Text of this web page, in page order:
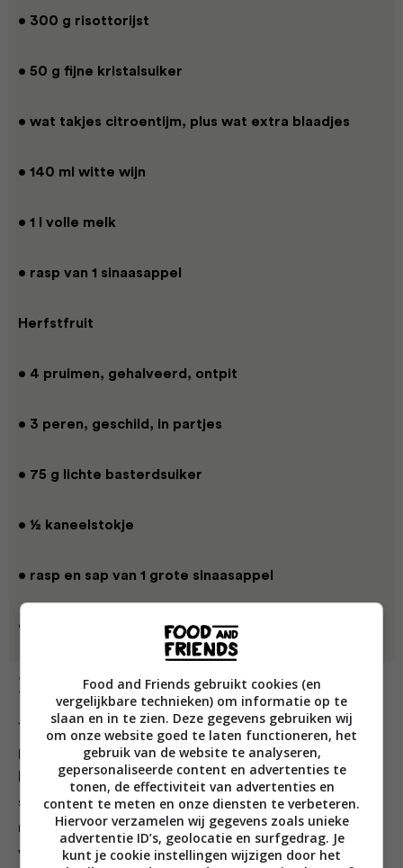
• 300 g risottorijst
• 50 g fijne kristalsuiker
• wat takjes citroentijm, plus wat extra blaadjes
• 140 ml witte wijn
• 1 l volle melk
• rasp van 1 sinaasappel
Herfstfruit
• 4 pruimen, gehalveerd, ontpit
• 3 peren, geschild, in partjes
• 75 g lichte basterdsuiker
• ½ kaneelstokje
• rasp en sap van 1 grote sinaasappel
• 150 g bramen
Bereiding
1 Begin met het herfstfruit: doe de pruimen en partjes
peer in een pan met dikke bodem, voeg de suiker,
het kaneelstokje en de rasp plus het sap van de grote
sinaasappel toe. Leg het deksel op de pan en laat 15
minuten zachtjes koken. Voeg dan de bramen toe en
verhit ze 5 minuten mee. Neem van het vuur en laat
Food and Friends gebruikt cookies (en
vergelijkbare technieken) om informatie op te
slaan en in te zien. Deze gegevens gebruiken wij
om onze website goed te laten functioneren, het
gebruik van de website te analyseren,
gepersonaliseerde content en advertenties te
tonen, de effectiviteit van advertenties en
content te meten en onze diensten te verbeteren.
Hiervoor verzamelen wij gegevens zoals unieke
advertentie ID’s, geolocatie en surfgedrag. Je
kunt je cookie instellingen wijzigen door het